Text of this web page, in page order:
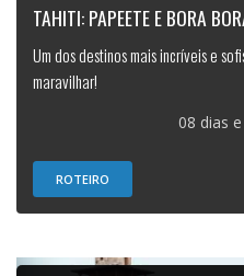
TAHITI: PAPEETE E BORA
Um dos destinos mais incríveis e
maravilhar!
08 dias
ROTEIRO